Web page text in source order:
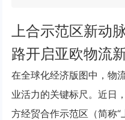
上合示范区新动
路开启亚欧物流
在全球化经济版图中，物
业活力的关键标尺。近日
方经贸合作示范区（简称